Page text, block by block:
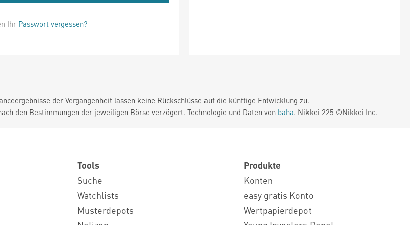
Ihr Passwort vergessen?
der Vergangenheit lassen keine Rückschlüsse auf die künftige Entwicklung zu.
den Bestimmungen der jeweiligen Börse verzögert. Technologie und Daten von baha. Nikkei 225 ©Nikkei Inc.
Tools
Suche
Watchlists
Musterdepots
Produkte
Konten
easy gratis Konto
Wertpapierdepot